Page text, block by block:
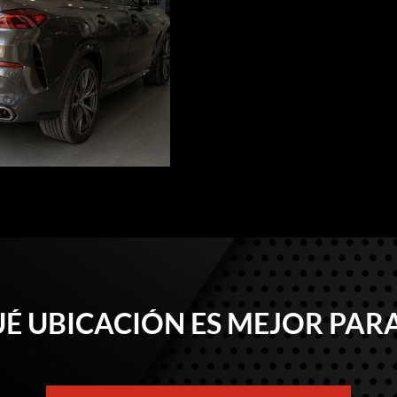
UBICACIÓN ES MEJOR